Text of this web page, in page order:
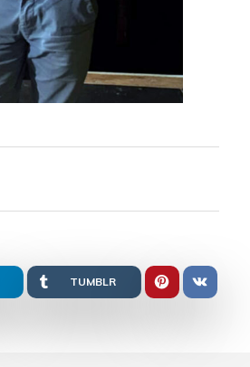
TUMBLR